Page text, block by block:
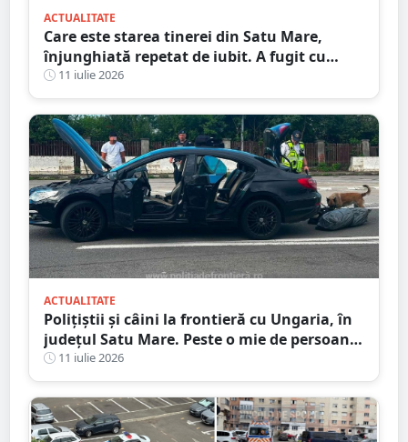
ACTUALITATE
Care este starea tinerei din Satu Mare,
înjunghiată repetat de iubit. A fugit cu
cuțitul în piept, pe stradă
11 iulie 2026
ACTUALITATE
Polițiștii și câini la frontieră cu Ungaria, în
județul Satu Mare. Peste o mie de persoane
verificate
11 iulie 2026